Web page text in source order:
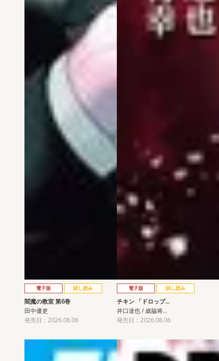
電子版 試し読み
閻魔の教室 第6巻
田中優吏
発売日：2026.08.06
電子版 試し読み
チキン 「ドロップ…
井口達也 / 歳脇将…
発売日：2026.08.06